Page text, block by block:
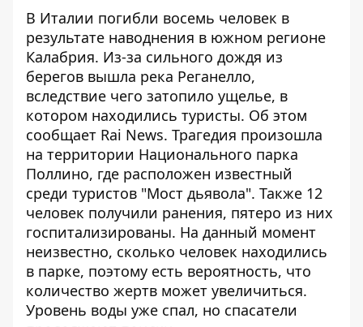
В Италии погибли восемь человек в
результате наводнения в южном регионе
Калабрия. Из-за сильного дождя из
берегов вышла река Реганелло,
вследствие чего затопило ущелье, в
котором находились туристы. Об этом
сообщает Rai News. Трагедия произошла
на территории Национального парка
Поллино, где расположен известный
среди туристов "Мост дьявола". Также 12
человек получили ранения, пятеро из них
госпитализированы. На данный момент
неизвестно, сколько человек находились
в парке, поэтому есть вероятность, что
количество жертв может увеличиться.
Уровень воды уже спал, но спасатели